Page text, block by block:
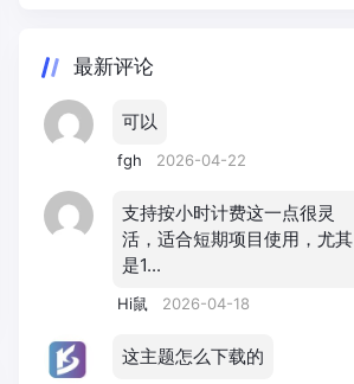
最新评论
可以
fgh 2026-04-22
支持按小时计费这一点很灵
活，适合短期项目使用，尤其
是1...
Hi鼠 2026-04-18
这主题怎么下载的